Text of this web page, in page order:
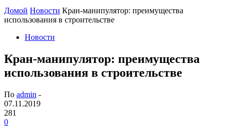
Домой Новости Кран-манипулятор: преимущества
использования в строительстве
Новости
Кран-манипулятор: преимущества
использования в строительстве
По admin -
07.11.2019
281
0